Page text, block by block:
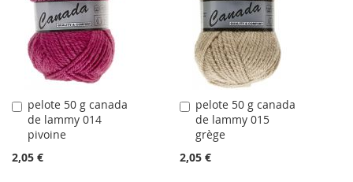
LISTE
D'ACHATS
LISTE
D'ACHATS
pelote 50 g canada
de lammy 014
pivoine
2,05 €
Ajouter
au
panier
pelote 50 g canada
de lammy 015
grège
2,05 €
Ajouter
au
panier